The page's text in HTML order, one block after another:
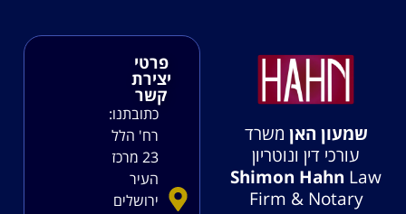
שמעון האן משרד
עורכי דין ונוטריון
Shimon Hahn Law
Firm & Notary
פרטי
יצירת
קשר
כתובתנו:
רח' הלל
23 מרכז
העיר
ירושלים